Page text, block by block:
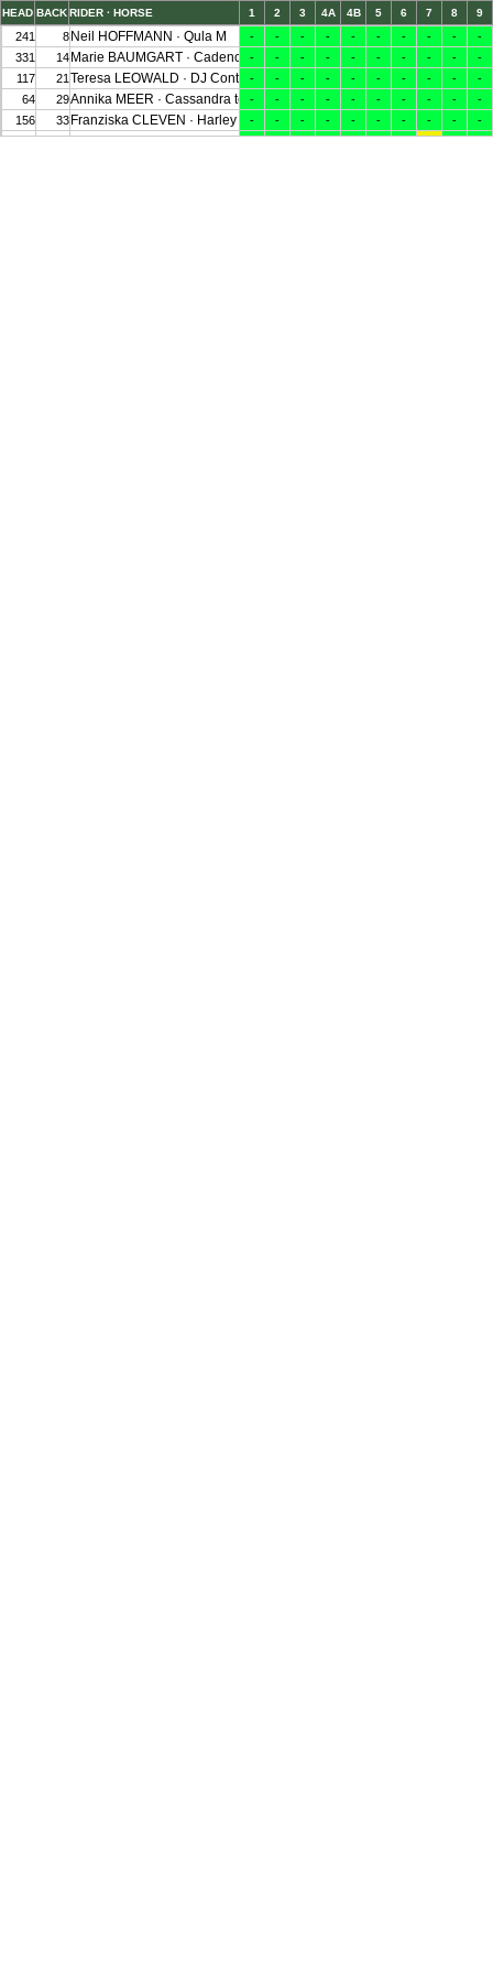
HEAD BACKRIDER · HORSE 1 2 3 4A 4B 5 6 7 8 9
241 8 Neil HOFFMANN · Qula M - - - - - - - - -
-
331
14 Marie BAUMGART · Cadencia 4
- - - - - - - - -
-
117
21 Teresa LEOWALD · DJ Continus
- - - - - - - - -
-
64
29Annika MEER · Cassandra ter Meer
- - - - - - - - -
-
156
33 Franziska CLEVEN · Harley Quinn 11
- - - - - - - - -
-
86
53Yosefin BUSCHMANN · Cody 111
- - - - - - - 1r -
-